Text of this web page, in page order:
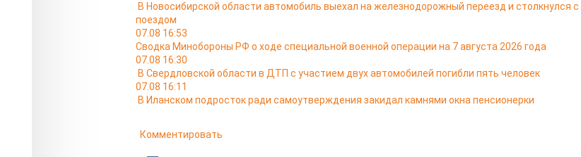
В Новосибирской области автомобиль выехал на железнодорожный переезд и столкнулся с
поездом
07.08 16:53
Сводка Минобороны РФ о ходе специальной военной операции на 7 августа 2026 года
07.08 16:30
В Свердловской области в ДТП с участием двух автомобилей погибли пять человек
07.08 16:11
В Иланском подросток ради самоутверждения закидал камнями окна пенсионерки
Комментировать